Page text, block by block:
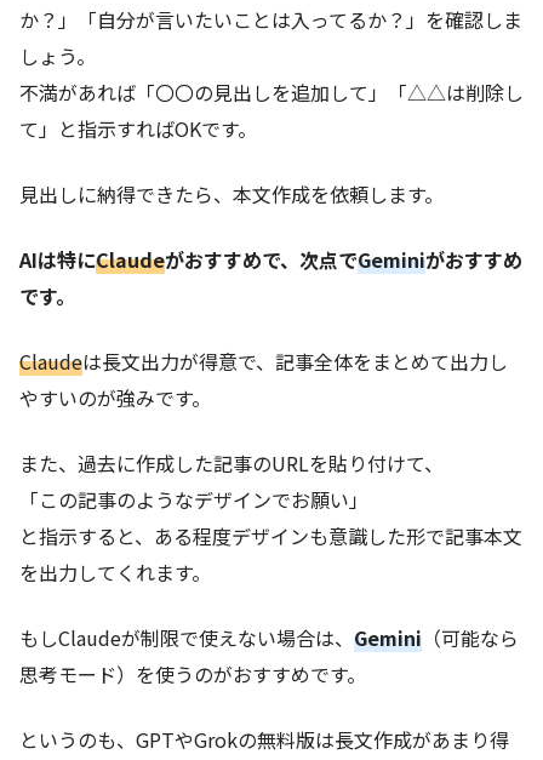
か？」「自分が言いたいことは入ってるか？」を確認しま
しょう。
不満があれば「〇〇の見出しを追加して」「△△は削除し
て」と指示すればOKです。
見出しに納得できたら、本文作成を依頼します。
AIは特にClaudeがおすすめで、次点でGeminiがおすすめ
です。
Claudeは長文出力が得意で、記事全体をまとめて出力し
やすいのが強みです。
また、過去に作成した記事のURLを貼り付けて、
「この記事のようなデザインでお願い」
と指示すると、ある程度デザインも意識した形で記事本文
を出力してくれます。
もしClaudeが制限で使えない場合は、 Gemini （可能なら
思考モード）を使うのがおすすめです。
というのも、GPTやGrokの無料版は長文作成があまり得